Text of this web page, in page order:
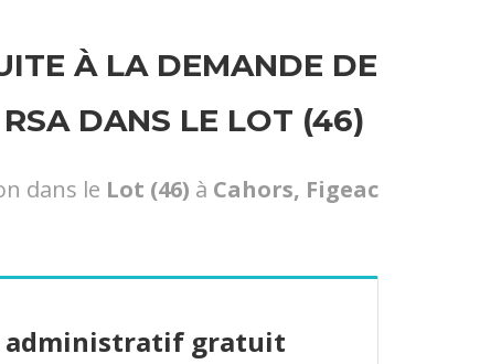
À LA DEMANDE DE
DANS LE LOT (46)
dans le Lot (46) à Cahors, Figeac
administratif gratuit